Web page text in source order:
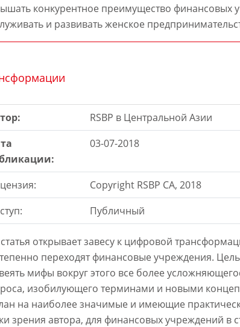
конкурентное преимущество финансовых
и развивать женское
RSBP в Центральной Азии
03-07-2018
Copyright RSBP CA, 2018
Публичный
открывает завесу к цифровой
переходят финансовые учреждения.
мифы вокруг этого все более
изобилующего терминами и новыми
на наиболее значимые и имеющие
зрения автора, для финансовых учреждений в